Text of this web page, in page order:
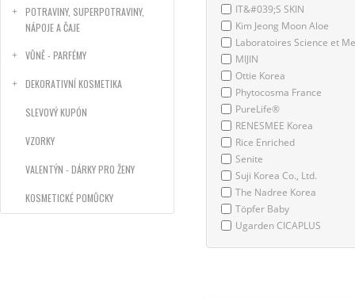
POTRAVINY, SUPERPOTRAVINY,
NÁPOJE A ČAJE
VŮNĚ - PARFÉMY
DEKORATIVNÍ KOSMETIKA
SLEVOVÝ KUPÓN
VZORKY
VALENTÝN - DÁRKY PRO ŽENY
KOSMETICKÉ POMŮCKY
IT&#039;S SKIN
Kim Jeong Moon Aloe
Laboratoires Science et
MIJIN
Ottie Korea
Phytocosma France
PureLife®
RENESMEE Korea
Rice Enriched
Senite
Suji Korea Co., Ltd.
The Nadree Korea
Töpfer Baby
Ugarden CICAPLUS